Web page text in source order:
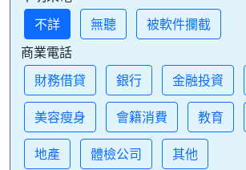
不詳
無聽
被軟件攔截
商業電話
財務借貸
銀行 金融投資
美容瘦身 會籍消費 教育
地產 體檢公司 其他